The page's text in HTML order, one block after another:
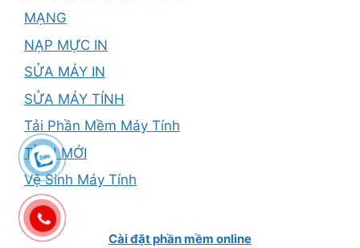
MẠNG
NẠP MỰC IN
SỬA MÁY IN
SỬA MÁY TÍNH
Tải Phần Mềm Máy Tính
TỈNH MỚI
Vệ Sinh Máy Tính
Cài đặt phần mềm online